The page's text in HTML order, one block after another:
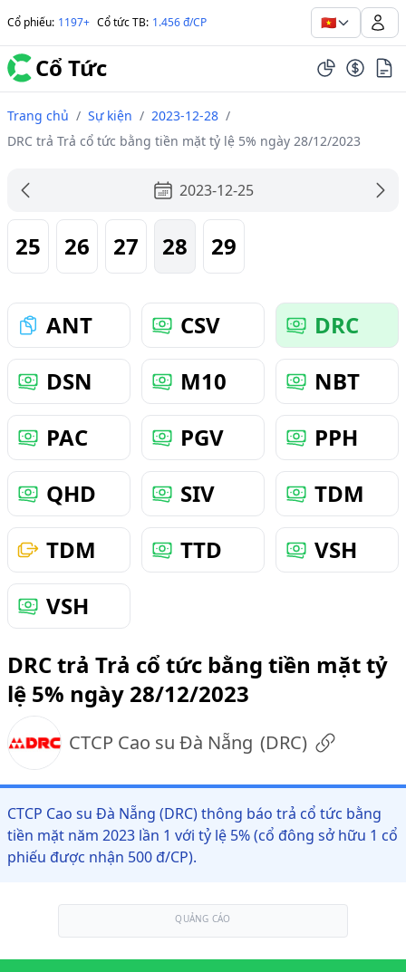
Cổ phiếu: 1197+ Cổ tức TB: 1.456 đ/CP 🇻🇳
Cổ Tức
Trang chủ / Sự kiện / 2023-12-28 /
DRC trả Trả cổ tức bằng tiền mặt tỷ lệ 5% ngày 28/12/2023
2023-12-25
25 26 27 28 29
ANT CSV
DRC
DSN
M10
NBT
PAC
PGV
PPH
QHD
SIV
TDM
TDM
TTD
VSH
VSH
DRC trả Trả cổ tức bằng tiền mặt tỷ
lệ 5% ngày 28/12/2023
CTCP Cao su Đà Nẵng (DRC)
CTCP Cao su Đà Nẵng (DRC) thông báo trả cổ tức bằng
tiền mặt năm 2023 lần 1 với tỷ lệ 5% (cổ đông sở hữu 1 cổ
phiếu được nhận 500 đ/CP).
QUẢNG CÁO